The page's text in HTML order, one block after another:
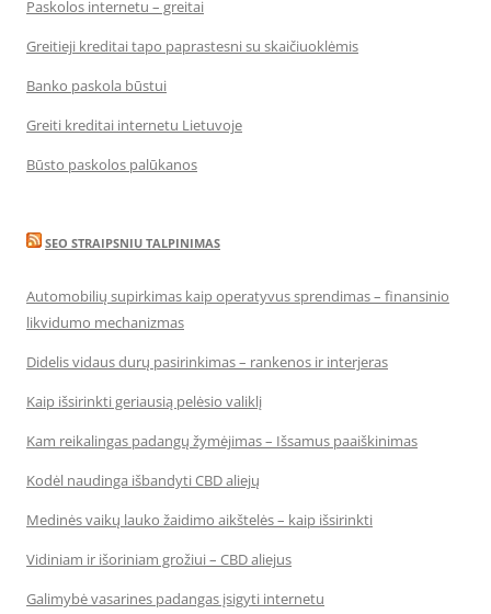
Paskolos internetu – greitai
Greitieji kreditai tapo paprastesni su skaičiuoklėmis
Banko paskola būstui
Greiti kreditai internetu Lietuvoje
Būsto paskolos palūkanos
SEO STRAIPSNIU TALPINIMAS
Automobilių supirkimas kaip operatyvus sprendimas – finansinio
likvidumo mechanizmas
Didelis vidaus durų pasirinkimas – rankenos ir interjeras
Kaip išsirinkti geriausią pelėsio valiklį
Kam reikalingas padangų žymėjimas – Išsamus paaiškinimas
Kodėl naudinga išbandyti CBD aliejų
Medinės vaikų lauko žaidimo aikštelės – kaip išsirinkti
Vidiniam ir išoriniam grožiui – CBD aliejus
Galimybė vasarines padangas įsigyti internetu